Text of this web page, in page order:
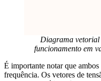
Diagrama
funcionamento em
É importante notar que ambos
frequência. Os vetores de